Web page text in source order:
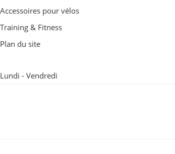
Accessoires pour vélos
Training & Fitness
Plan du site
Lundi - Vendredi